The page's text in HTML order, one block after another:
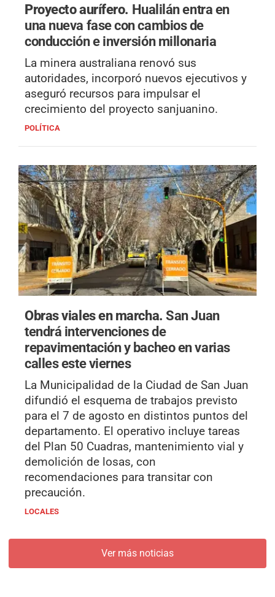
Proyecto aurífero. Hualilán entra en
una nueva fase con cambios de
conducción e inversión millonaria
La minera australiana renovó sus
autoridades, incorporó nuevos ejecutivos y
aseguró recursos para impulsar el
crecimiento del proyecto sanjuanino.
POLÍTICA
Obras viales en marcha.San Juan
tendrá intervenciones de
repavimentación y bacheo en varias
calles este viernes
La Municipalidad de la Ciudad de San Juan
difundió el esquema de trabajos previsto
para el 7 de agosto en distintos puntos del
departamento. El operativo incluye tareas
del Plan 50 Cuadras, mantenimiento vial y
demolición de losas, con
recomendaciones para transitar con
precaución.
LOCALES
Ver más noticias